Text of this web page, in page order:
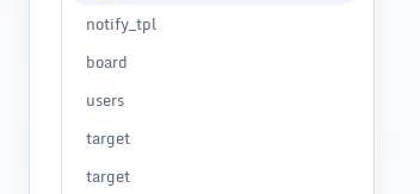
notify_tpl
board
users
target
target